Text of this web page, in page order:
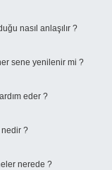
nasıl anlaşılır ?
sene yenilenir mi ?
eder ?
nedir ?
nerede ?